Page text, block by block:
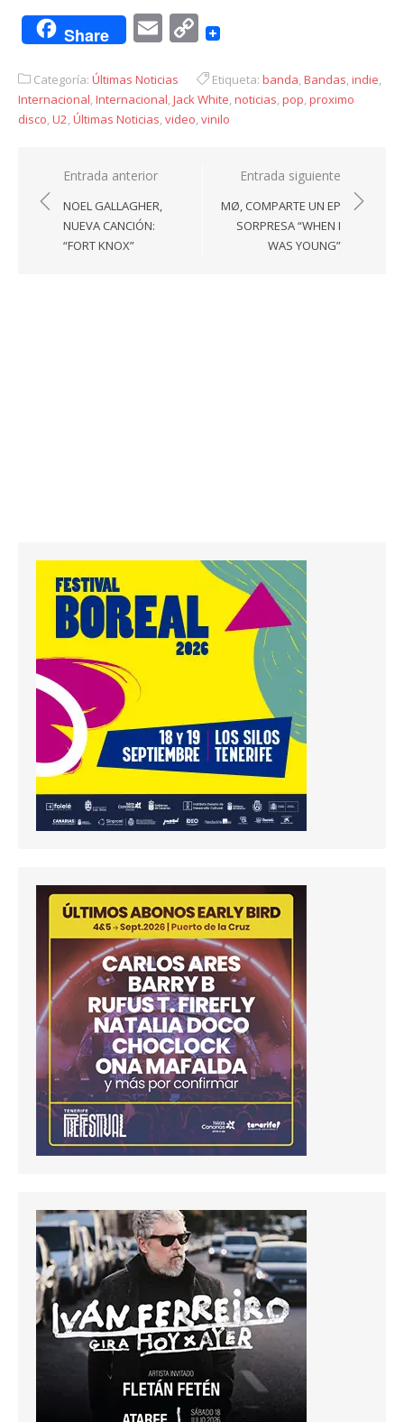
Share EmailCopy
Categoría: Últimas Noticias Etiqueta: banda,Bandas,indie,
Internacional,Internacional,Jack White,noticias,pop,proximo
disco,U2,Últimas Noticias,video,vinilo
Navegación
de
entradas
Entrada anterior
NOEL GALLAGHER,
NUEVA CANCIÓN:
“FORT KNOX”
Entrada siguiente
MØ, COMPARTE UN EP
SORPRESA “WHEN I
WAS YOUNG”